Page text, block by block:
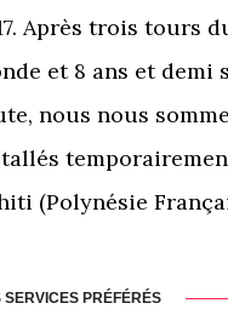
Après trois tours
et 8 ans et demi
nous nous
(Polynésie
SERVICES PRÉFÉRÉS